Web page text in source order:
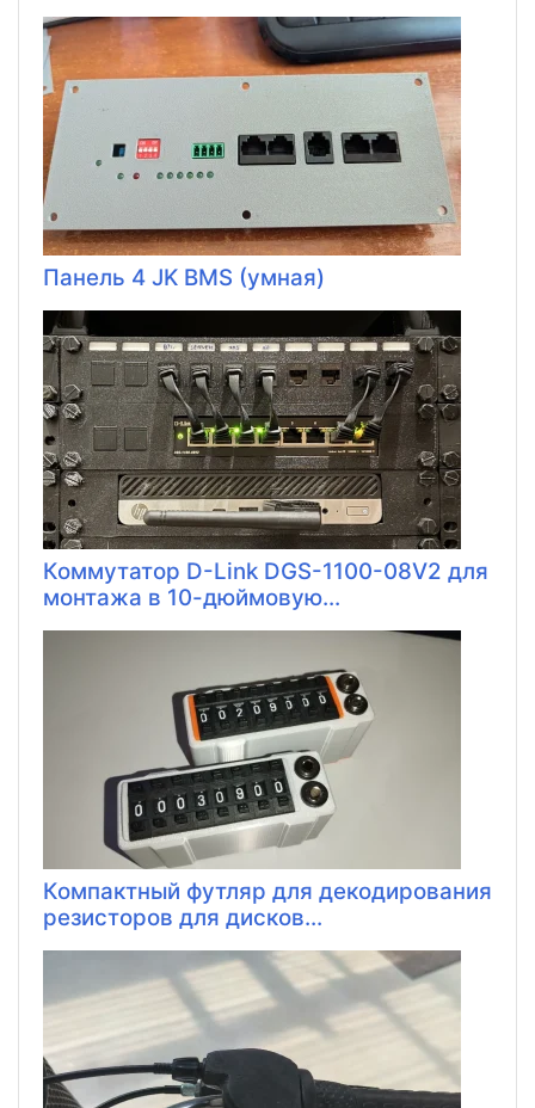
Панель 4 JK BMS (умная)
Коммутатор D-Link DGS-1100-08V2 для
монтажа в 10-дюймовую...
Компактный футляр для декодирования
резисторов для дисков...